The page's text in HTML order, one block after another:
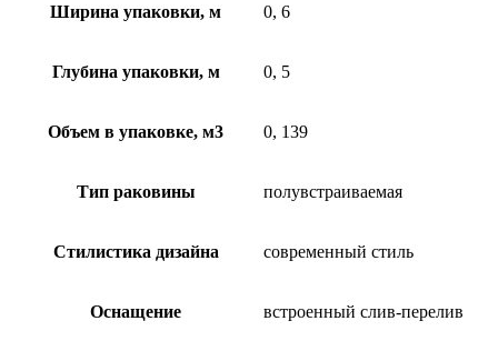
Ширина упаковки, м 0, 6
Глубина упаковки, м 0, 5
Объем в упаковке, м3 0, 139
Тип раковины полувстраиваемая
Стилистика дизайна современный стиль
Оснащение встроенный слив-перелив